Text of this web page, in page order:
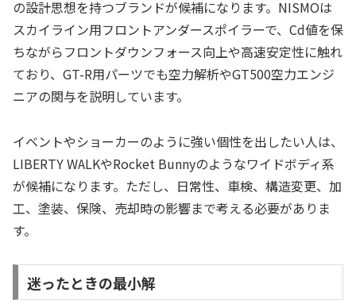
の設計思想を持つブランドが候補になります。NISMOは
スカイライン用フロントアンダースポイラーで、Cd値を保
ちながらフロントダウンフォース向上や高速安定性に触れ
ており、GT-R用パーツでも空力解析やGT500空力エンジ
ニアの関与を説明しています。
イベントやショーカーのように強い個性を出したい人は、
LIBERTY WALKやRocket Bunnyのようなワイドボディ系
が候補になります。ただし、日常性、車検、構造変更、加
工、塗装、保険、売却時の影響まで考える必要がありま
す。
迷ったときの最小解